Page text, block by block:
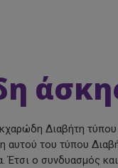
Διαβήτη τύπου
αυτού του τύπου
Έτσι ο συνδυασμός